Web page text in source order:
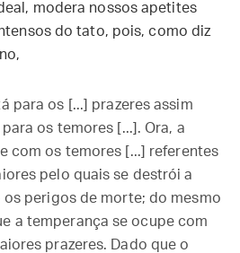
modera nossos apetites
do tato, pois, como diz
para os [...] prazeres assim
os temores [...]. Ora, a
com os temores [...] referentes
pelo quais se destrói a
os perigos de morte; do mesmo
a temperança se ocupe com
prazeres. Dado que o